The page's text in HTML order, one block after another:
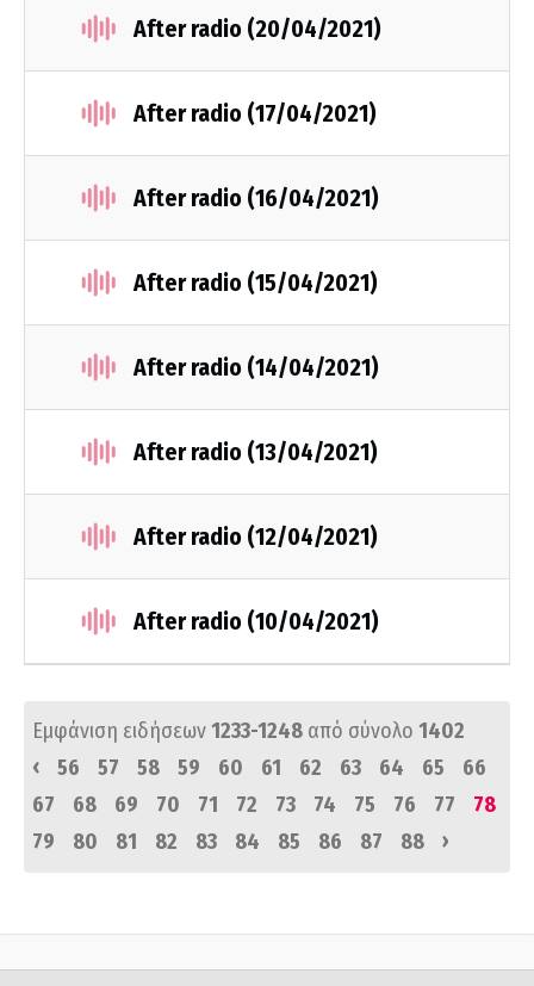
After radio (20/04/2021)
After radio (17/04/2021)
After radio (16/04/2021)
After radio (15/04/2021)
After radio (14/04/2021)
After radio (13/04/2021)
After radio (12/04/2021)
After radio (10/04/2021)
Εμφάνιση ειδήσεων1233-1248 από σύνολο 1402
‹
56 57 58 59 60 61 62 63 64 65
66
67
68 69 70 71 72 73 74 75 76 77
78
79
80 81 82 83 84 85 86 87 88 ›